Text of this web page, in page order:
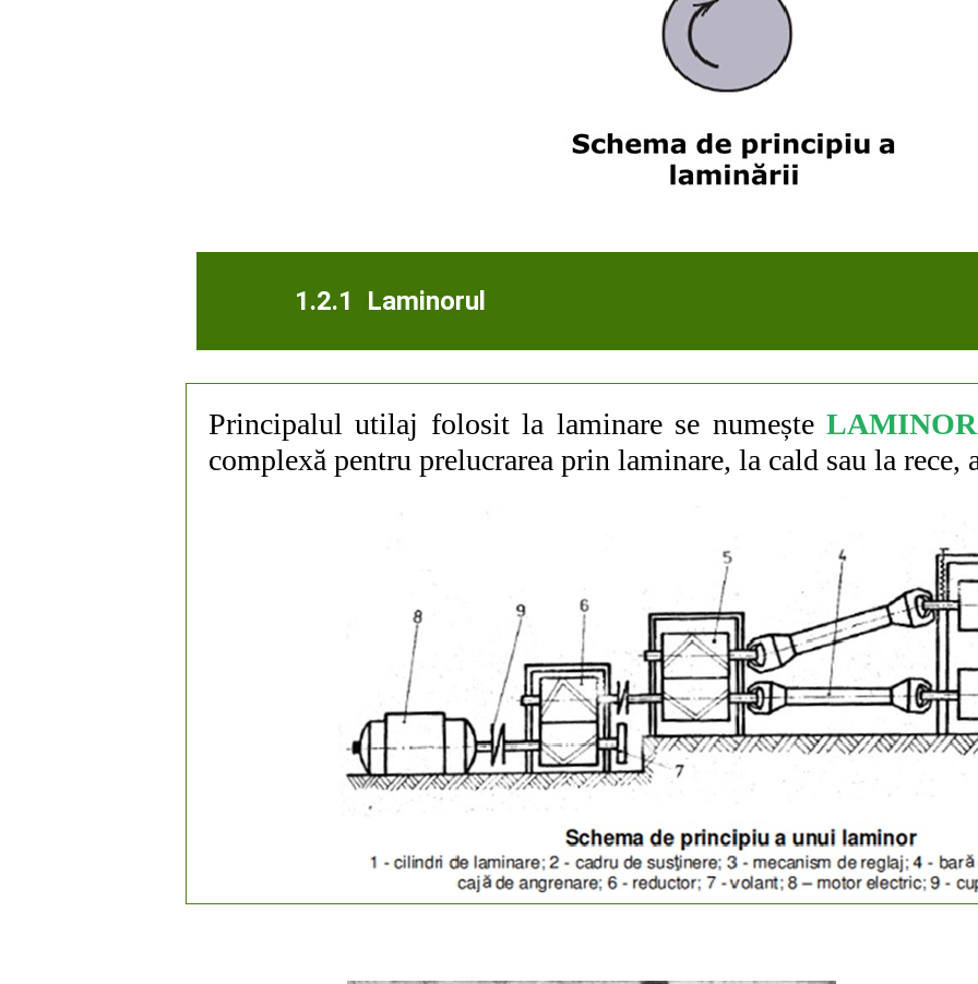
1.2.1 Laminorul
Principalul utilaj folosit la laminare se numeșteLAMINOR
complexă pentru prelucrarea prin laminare, la cald sau la rece,